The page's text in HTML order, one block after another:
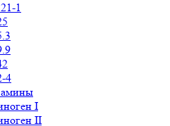
1
4
I
II